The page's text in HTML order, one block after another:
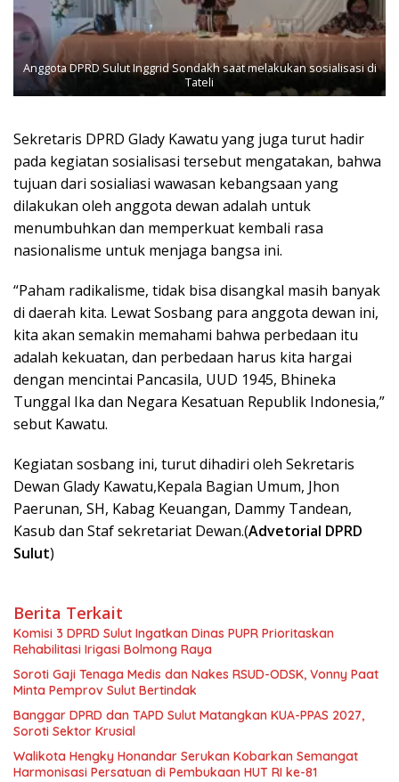
Anggota DPRD Sulut Inggrid Sondakh saat melakukan sosialisasi di
Tateli
Sekretaris DPRD Glady Kawatu yang juga turut hadir
pada kegiatan sosialisasi tersebut mengatakan, bahwa
tujuan dari sosialiasi wawasan kebangsaan yang
dilakukan oleh anggota dewan adalah untuk
menumbuhkan dan memperkuat kembali rasa
nasionalisme untuk menjaga bangsa ini.
“Paham radikalisme, tidak bisa disangkal masih banyak
di daerah kita. Lewat Sosbang para anggota dewan ini,
kita akan semakin memahami bahwa perbedaan itu
adalah kekuatan, dan perbedaan harus kita hargai
dengan mencintai Pancasila, UUD 1945, Bhineka
Tunggal Ika dan Negara Kesatuan Republik Indonesia,”
sebut Kawatu.
Kegiatan sosbang ini, turut dihadiri oleh Sekretaris
Dewan Glady Kawatu,Kepala Bagian Umum, Jhon
Paerunan, SH, Kabag Keuangan, Dammy Tandean,
Kasub dan Staf sekretariat Dewan.(Advetorial DPRD
Sulut)
Berita Terkait
Komisi 3 DPRD Sulut Ingatkan Dinas PUPR Prioritaskan
Rehabilitasi Irigasi Bolmong Raya
Soroti Gaji Tenaga Medis dan Nakes RSUD-ODSK, Vonny Paat
Minta Pemprov Sulut Bertindak
Banggar DPRD dan TAPD Sulut Matangkan KUA-PPAS 2027,
Soroti Sektor Krusial
Walikota Hengky Honandar Serukan Kobarkan Semangat
Harmonisasi Persatuan di Pembukaan HUT RI ke-81